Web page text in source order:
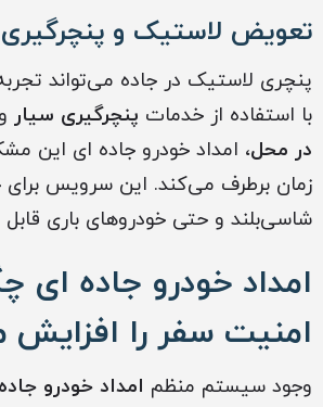
تعویض لاستیک و
پنچری لاستیک در جاده می‌تواند
با استفاده از خدمات پنچرگیری سیار و
در محل، امداد خودرو جاده ای این
زمان برطرف می‌کند. این سرویس برای
شاسی‌بلند و حتی خودروهای باری قابل
امداد خودرو جاده ای
امنیت سفر را
وجود سیستم منظم امداد خودرو